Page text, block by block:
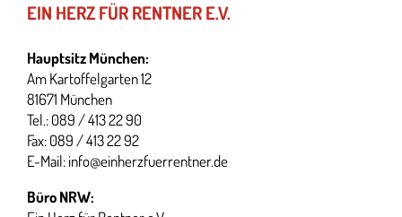
EIN HERZ FÜR RENTNER E.V.
Hauptsitz München:
Am Kartoffelgarten 12
81671 München
Tel.: 089 / 413 22 90
Fax: 089 / 413 22 92
E-Mail:info@einherzfuerrentner.de
Büro NRW: